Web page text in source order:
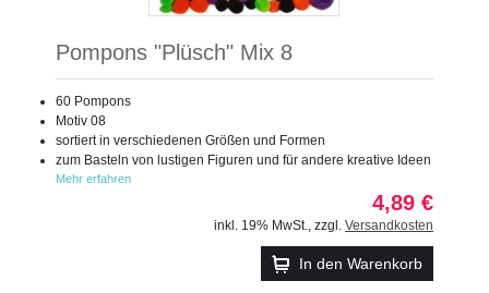
Pompons "Plüsch" Mix 8
60 Pompons
Motiv 08
sortiert in verschiedenen Größen und Formen
zum Basteln von lustigen Figuren und für andere kreative Ideen
Mehr erfahren
4,89 €
inkl. 19% MwSt. zzgl. Versandkosten
In den Warenkorb